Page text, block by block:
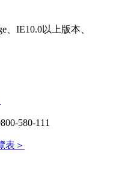
、IE10.0以上版本、
580-111
表＞